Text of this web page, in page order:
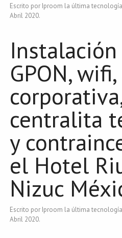
Escrito por Iproom la última
Abril 2020.
GPON, wifi,
corporativa,
centralita
y
el Hotel
Nizuc
Escrito por Iproom la última
Abril 2020.